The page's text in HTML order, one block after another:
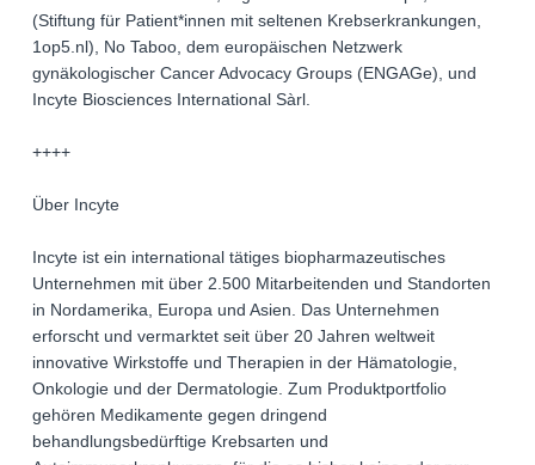
(Stiftung für Patient*innen mit seltenen Krebserkrankungen,
1op5.nl), No Taboo, dem europäischen Netzwerk
gynäkologischer Cancer Advocacy Groups (ENGAGe), und
Incyte Biosciences International Sàrl.
++++
Über Incyte
Incyte ist ein international tätiges biopharmazeutisches
Unternehmen mit über 2.500 Mitarbeitenden und Standorten
in Nordamerika, Europa und Asien. Das Unternehmen
erforscht und vermarktet seit über 20 Jahren weltweit
innovative Wirkstoffe und Therapien in der Hämatologie,
Onkologie und der Dermatologie. Zum Produktportfolio
gehören Medikamente gegen dringend
behandlungsbedürftige Krebsarten und